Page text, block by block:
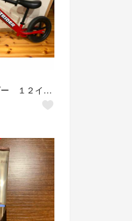
ストライダー １２インチ スポーツモデル レッド